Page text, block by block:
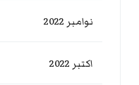
نوامبر 2022
اکتبر 2022